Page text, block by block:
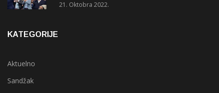
21. Oktobra 2022.
KATEGORIJE
Aktuelno
Sandžak